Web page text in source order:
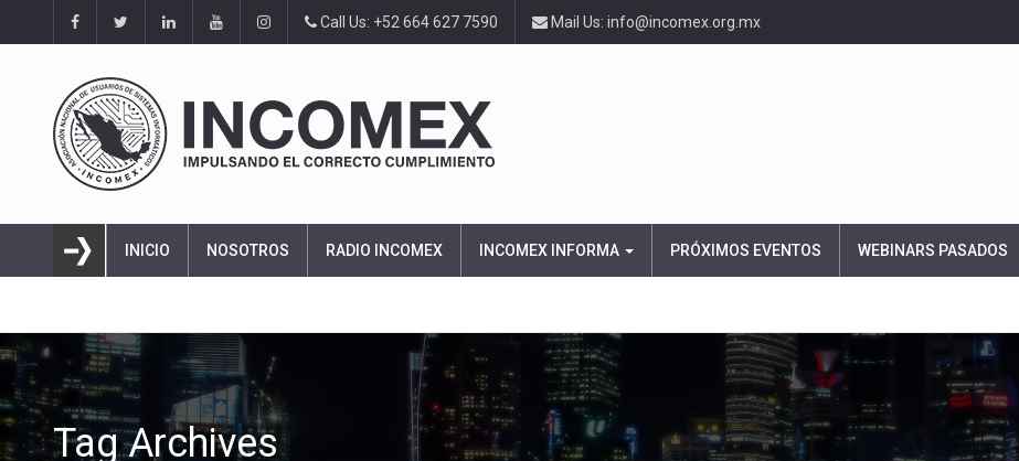
Call Us: +52 664 627 7590 Mail Us: info@incomex.org.mx
INICIO NOSOTROS RADIO INCOMEX INCOMEX INFORMA PRÓXIMOS EVENTOS WEBINARS PASADOS
Tag Archives